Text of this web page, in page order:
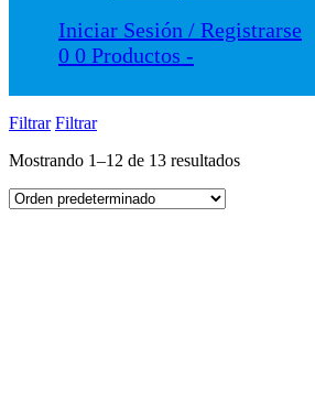
Iniciar Sesión / Registrarse
0 0 Productos -
Filtrar Filtrar
Mostrando 1–12 de 13 resultados